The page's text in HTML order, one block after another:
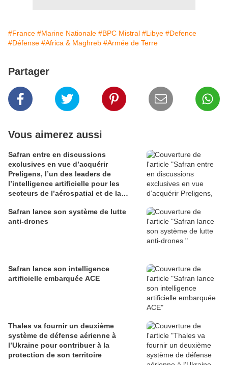
#France #Marine Nationale #BPC Mistral #Libye #Defence
#Défense #Africa & Maghreb #Armée de Terre
Partager
Vous aimerez aussi
Safran entre en discussions
exclusives en vue d’acquérir
Preligens, l’un des leaders de
l’intelligence artificielle pour les
secteurs de l’aérospatial et de la
Safran lance son système de lutte
anti-drones
Safran lance son intelligence
artificielle embarquée ACE
Thales va fournir un deuxième
système de défense aérienne à
l’Ukraine pour contribuer à la
protection de son territoire